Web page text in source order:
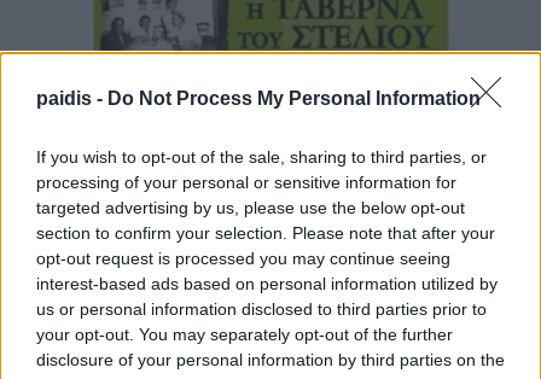
paidis - Do Not Process My Personal Information
If you wish to opt-out of the sale, sharing to third parties, or
processing of your personal or sensitive information for
targeted advertising by us, please use the below opt-out
section to confirm your selection. Please note that after your
opt-out request is processed you may continue seeing
interest-based ads based on personal information utilized by
us or personal information disclosed to third parties prior to
your opt-out. You may separately opt-out of the further
disclosure of your personal information by third parties on the